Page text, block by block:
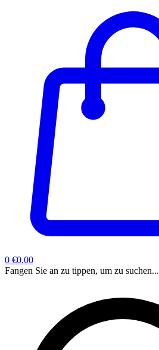
0 €0.00
Fangen Sie an zu tippen, um zu suchen...